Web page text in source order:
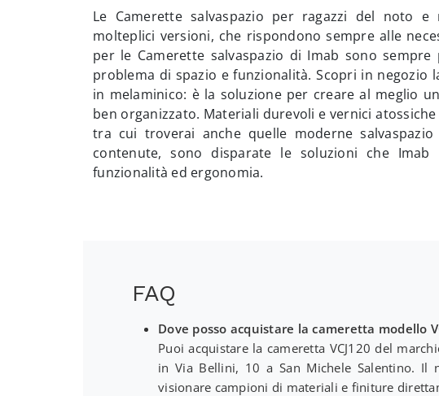
Le Camerette salvaspazio per ragazzi del noto
molteplici versioni, che rispondono sempre alle
per le Camerette salvaspazio di Imab sono
problema di spazio e funzionalità. Scopri in negozio
in melaminico: è la soluzione per creare al meglio
ben organizzato. Materiali durevoli e vernici
tra cui troverai anche quelle moderne
contenute, sono disparate le soluzioni che
funzionalità ed ergonomia.
FAQ
Dove posso acquistare la cameretta modello
Puoi acquistare la cameretta VCJ120 del
in Via Bellini, 10 a San Michele Salentino. Il
visionare campioni di materiali e finiture